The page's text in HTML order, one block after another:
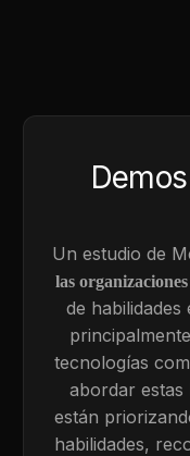
Un estudio de
las organizaciones
de
tecnologías
abordar estas
están
habilidades,